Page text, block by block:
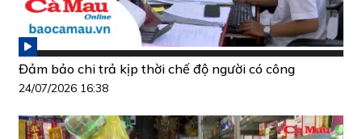
Đảm bảo chi trả kịp thời chế độ người có công
24/07/2026 16:38